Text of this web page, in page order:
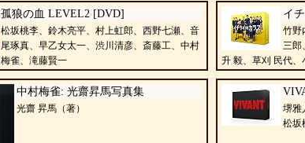
孤狼の血 LEVEL2 [DVD]
松坂桃李、鈴木亮平、村上虹郎、西野七瀬、音
尾琢真、早乙女太一、渋川清彦、斎藤工、中村
梅雀、滝藤賢一
イ
竹野
三郎
升 毅、草刈 民代、
中村梅雀: 光齋昇馬写真集
光齋 昇馬（著）
堺雅
松坂